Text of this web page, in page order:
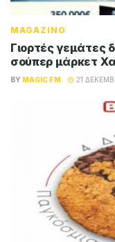
MAGAZINO
Γιορτές γεμάτες
σούπερ μάρκετ
BY MAGIC FM 21